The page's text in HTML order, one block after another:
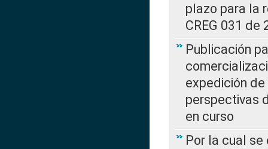
plazo para la
CREG 031 de
Publicación
expedición de
perspectivas
en curso
Por la cual